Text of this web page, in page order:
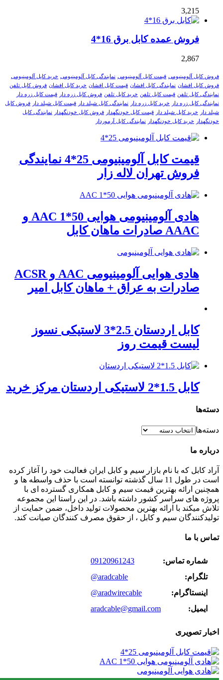
3,215
فروش عمده کابل برق 16*4
2,867
فروش کابل آلومینیومی قیمت کابل آلومینیومی نمایندگی کابل آلومینیومی خرید کابل آلومینیومی
فروش کابل افشان نمایندگی کابل افشان قیمت کابل افشان خرید کابل افشان فروش کابل تلفن
نمایندگی کابل تلفن قیمت کابل تلفن خرید کابل تلفن فروش کابل زره دار
قیمت کابل زره دار
نمایندگی کابل زره دار
خرید کابل زره دار نمایندگی کابل شیلد دار قیمت کابل شیلد دار
فروش کابل
شیلد دار
خرید کابل شیلد دار قیمت کابل خودنگهدار فروش کابل خودنگهدار
نمایندگی کابل
خودنگهدار
خرید کابل خودنگهدار نمایندگی کابل آرموردار
قیمت کابل آلومینیومی 25*4 نمایندگی
فروش تهران لاله زار
هادی آلومینیومی هوایی 50*1 AAC و
AAAC صادرات ماهان کابل
هادی هوایی آلومینیومی AAC و ACSR
صادرات به عراق + ماهان کابل امیر
کابل اردستان 2.5*3 لاستیکی نسوز
لیست قیمت روز
کابل 1.5*2 لاستیکی اردستان مرکز خرید
دسته‌ها
دسته‌ها
درباره ما
آراد کابل که با نام بازار سیم و کابل ایران فعالیت خود را آغاز کرده
است در طول 11 سال گذشته توانسته است با حذف واسطه ها و
همچنین ارائه بهترین قیمت سیم و کابل همکاری گسترده ای با
پروژه های سراسر کشور داشته باشد. در این راستا این مجموعه
تلاش میکند با ارائه بهترین محصولات تولید داخل، ضمن حمایت از
تولیدکنندگان سیم و کابل ، از حقوق مصرف کنندگان صیانت کند.
تماس با ما
شماره تماس:
09120961243
تلگرام:
@aradcable
اینستاگرام:
@aradwirecable
ایمیل:
aradcable@gmail.com
اخبار تصویری